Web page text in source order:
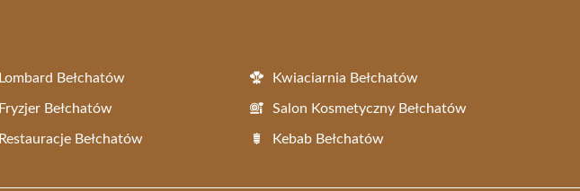
Lombard Bełchatów Kwiaciarnia Bełchatów
Fryzjer Bełchatów Salon Kosmetyczny Bełchatów
Restauracje Bełchatów Kebab Bełchatów